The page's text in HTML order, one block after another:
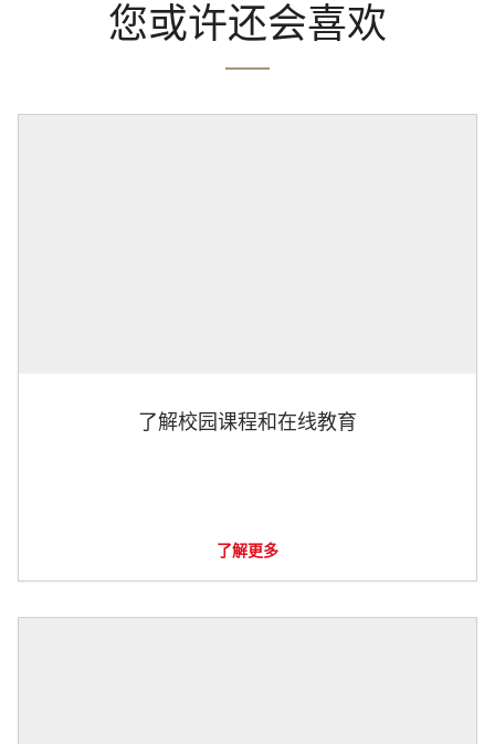
您或许还会喜欢
了解校园课程和在线教育
了解更多